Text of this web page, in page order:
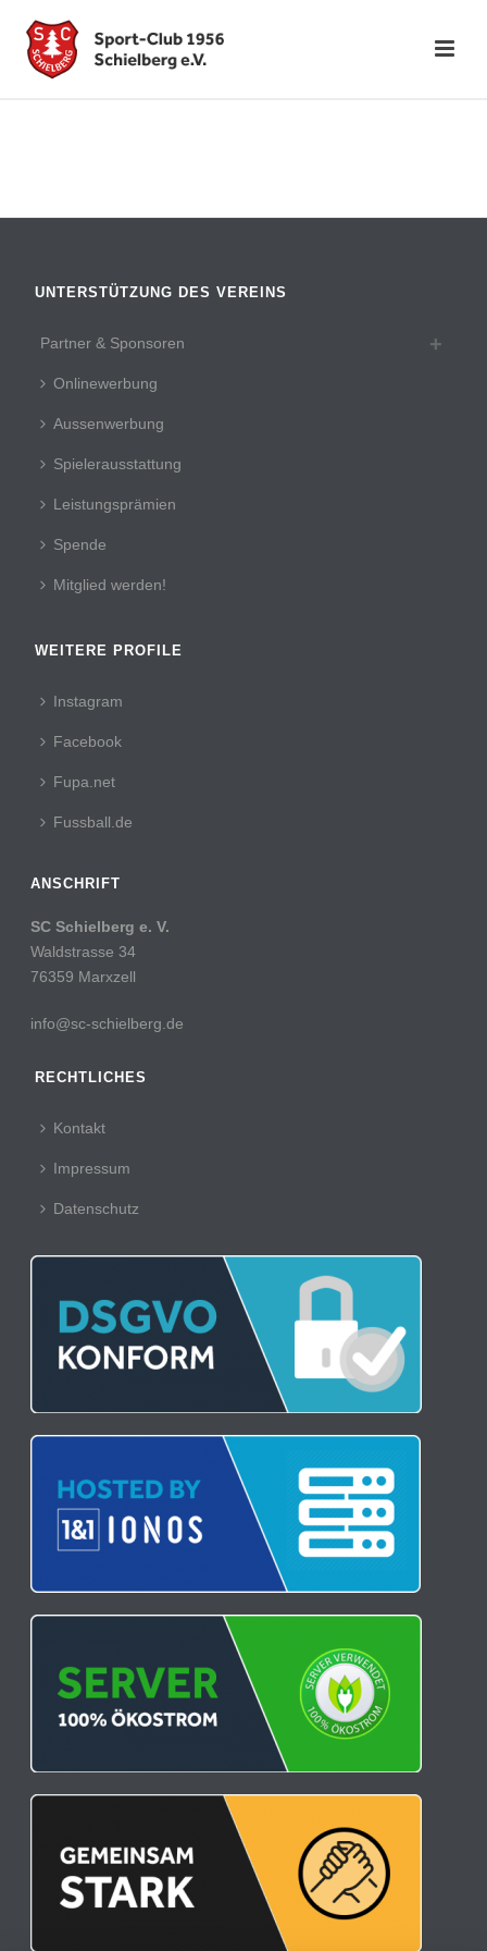
UNTERSTÜTZUNG DES VEREINS
Partner & Sponsoren
Onlinewerbung
Aussenwerbung
Spielerausstattung
Leistungsprämien
Spende
Mitglied werden!
WEITERE PROFILE
Instagram
Facebook
Fupa.net
Fussball.de
ANSCHRIFT
SC Schielberg e. V.
Waldstrasse 34
76359 Marxzell
info@sc-schielberg.de
RECHTLICHES
Kontakt
Impressum
Datenschutz